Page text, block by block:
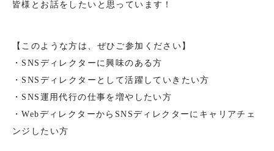
皆様とお話をしたいと思っています！
【このような方は、ぜひご参加ください】
・SNSディレクターに興味のある方
・SNSディレクターとして活躍していきたい方
・SNS運用代行の仕事を増やしたい方
・WebディレクターからSNSディレクターにキャリアチェ
ンジしたい方